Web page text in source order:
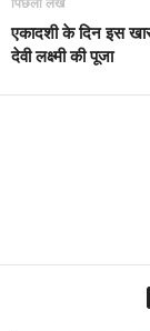
एकादशी के दिन इस
देवी लक्ष्मी की पूजा